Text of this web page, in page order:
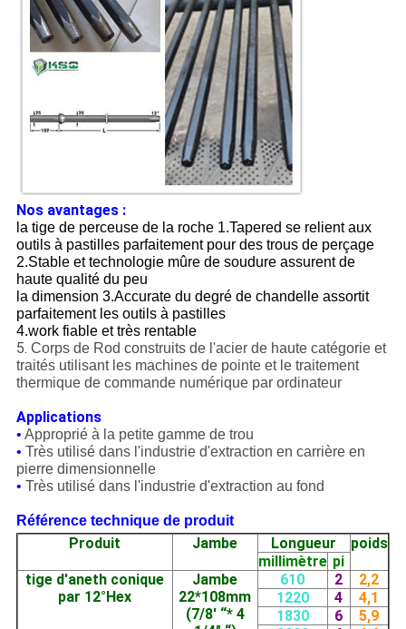
Nos avantages :
la tige de perceuse de la roche 1.Tapered se relient aux
outils à pastilles parfaitement pour des trous de perçage
2.Stable et technologie mûre de soudure assurent de
haute qualité du peu
la dimension 3.Accurate du degré de chandelle assortit
parfaitement les outils à pastilles
4.work fiable et très rentable
5. Corps de Rod construits de l'acier de haute catégorie et
traités utilisant les machines de pointe et le traitement
thermique de commande numérique par ordinateur
Applications
• Approprié à la petite gamme de trou
• Très utilisé dans l'industrie d'extraction en carrière en
pierre dimensionnelle
• Très utilisé dans l'industrie d'extraction au fond
Référence technique de produit
Produit Jambe Longueur
poids
millimètre pi
tige d'aneth conique
par 12°Hex
Jambe
22*108mm
(7/8' “* 4
610 2
2,2
1220
4
4,1
1830
6
5,9